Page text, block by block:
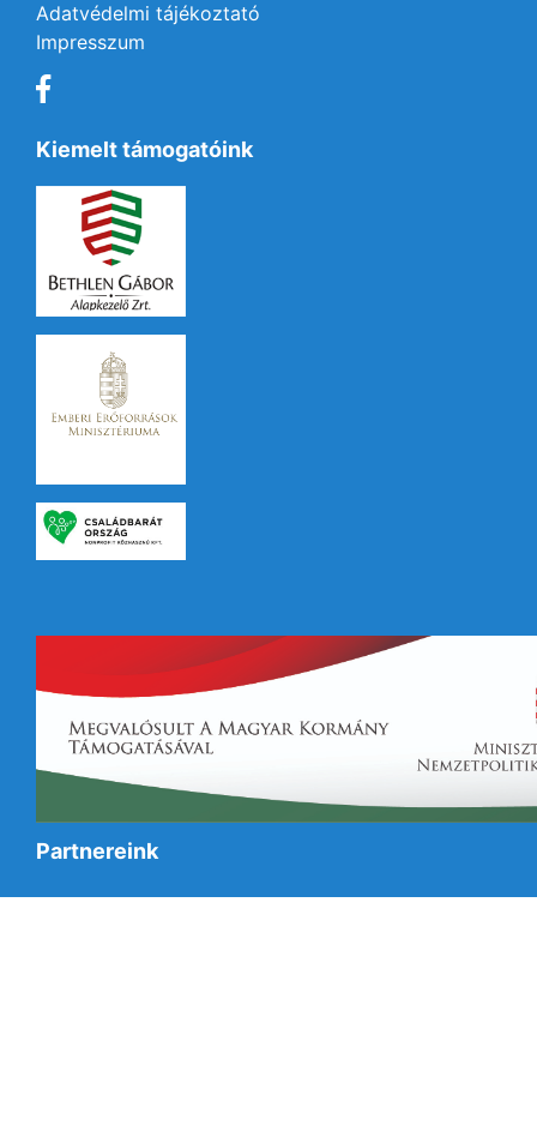
Adatvédelmi tájékoztató
Impresszum
Kiemelt támogatóink
Partnereink